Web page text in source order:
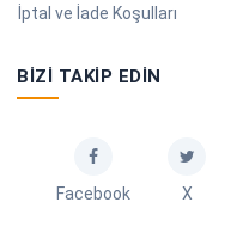
İptal ve İade Koşulları
BIZI TAKIP EDIN
Facebook X